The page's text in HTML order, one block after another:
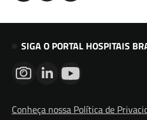
SIGA O PORTAL HOSPITAIS
Conheça nossa Política de